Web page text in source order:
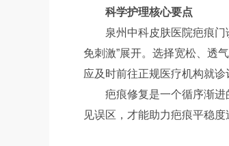
科学护理核心要点
泉州中科皮肤医院疤痕
免刺激”展开。选择宽松、透
应及时前往正规医疗机构就诊
疤痕修复是一个循序渐
见误区，才能助力疤痕平稳度